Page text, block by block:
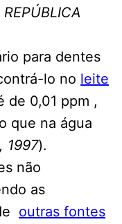
para dentes
lo no leite
de 0,01 ppm ,
que na água
1997).
não
as
outras fontes